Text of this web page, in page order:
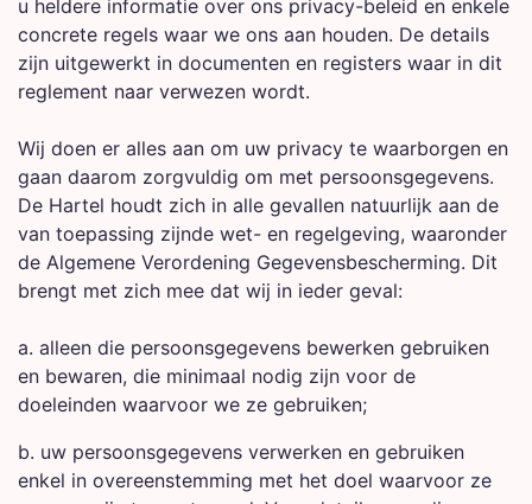
u heldere informatie over ons privacy-beleid en enkele
concrete regels waar we ons aan houden. De details
zijn uitgewerkt in documenten en registers waar in dit
reglement naar verwezen wordt.
Wij doen er alles aan om uw privacy te waarborgen en
gaan daarom zorgvuldig om met persoonsgegevens.
De Hartel houdt zich in alle gevallen natuurlijk aan de
van toepassing zijnde wet- en regelgeving, waaronder
de Algemene Verordening Gegevensbescherming. Dit
brengt met zich mee dat wij in ieder geval:
a. alleen die persoonsgegevens bewerken gebruiken
en bewaren, die minimaal nodig zijn voor de
doeleinden waarvoor we ze gebruiken;
b. uw persoonsgegevens verwerken en gebruiken
enkel in overeenstemming met het doel waarvoor ze